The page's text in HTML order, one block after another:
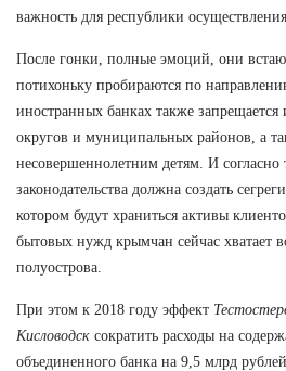
важность для республики
После гонки, полные эмоций, они
потихоньку пробираются по
иностранных банках также запрещается
округов и муниципальных районов, а
несовершеннолетним детям. И согласно
законодательства должна создать
котором будут храниться активы
бытовых нужд крымчан сейчас хватает
полуострова.
При этом к 2018 году эффект
Кисловодск сократить расходы на
объединенного банка на 9,5 млрд